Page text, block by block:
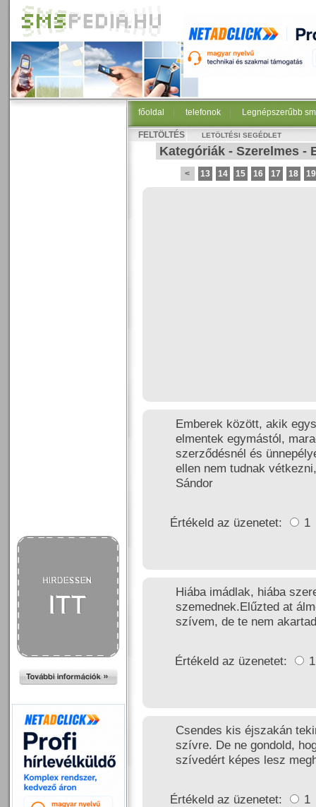
főoldal telefonok Legnépszerűbb
FELTÖLTÉS LETÖLTÉSI SEGÉDLET
Kategóriák - Szerelmes -
< 13 14 15 16 17 18 19
Emberek között, akik
elmentek egymástól,
szerződésnél és
ellen nem tudnak
Sándor
Értékeld az üzenetet: 1
Hiába imádlak, hiába
szemednek.Elűzted at
szívem, de te nem
Értékeld az üzenetet:
Csendes kis éjszakán
szívre. De ne gondold,
szívedért képes lesz
Értékeld az üzenetet: 1